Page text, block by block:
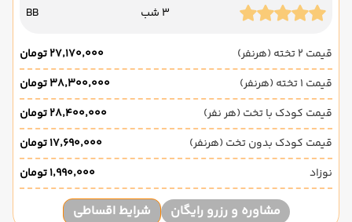
3 شب BB
قیمت 2 تخته (هرنفر)
۲۷٬۱۷۰٬۰۰۰ تومان
قیمت 1 تخته (هرنفر)
۳۸٬۳۰۰٬۰۰۰ تومان
قیمت کودک با تخت (هر نفر)
۲۸٬۴۰۰٬۰۰۰ تومان
قیمت کودک بدون تخت (هرنفر)
۱۷٬۶۹۰٬۰۰۰ تومان
نوزاد
۱٬۹۹۰٬۰۰۰ تومان
مشاوره و رزرو رایگان شرایط اقساطی